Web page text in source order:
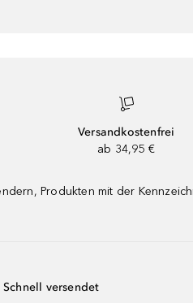
Versandkostenfrei
ab 34,95 €
Produkten mit der
Schnell versendet